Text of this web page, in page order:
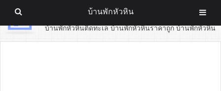
บ้านพักหัวหิน
บ้านพักหัวหินติดทะเล บ้านพักหัวหินราคาถูก บ้านพักหัวหิน
บ้านพักหัวหิน